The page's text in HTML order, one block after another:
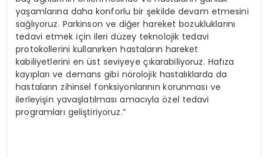
yaşamlarına daha konforlu bir şekilde devam etmesini
sağlıyoruz. Parkinson ve diğer hareket bozukluklarını
tedavi etmek için ileri düzey teknolojik tedavi
protokollerini kullanırken hastaların hareket
kabiliyetlerini en üst seviyeye çıkarabiliyoruz. Hafıza
kayıpları ve demans gibi nörolojik hastalıklarda da
hastaların zihinsel fonksiyonlarının korunması ve
ilerleyişin yavaşlatılması amacıyla özel tedavi
programları geliştiriyoruz.”